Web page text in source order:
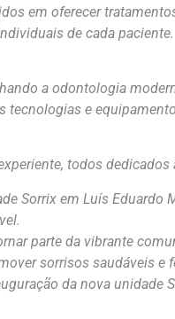
em oferecer
de cada paciente.
a odontologia
tecnologias e
todos
Sorrix em Luís Eduardo
parte da vibrante
sorrisos saudáveis e
da nova unidade